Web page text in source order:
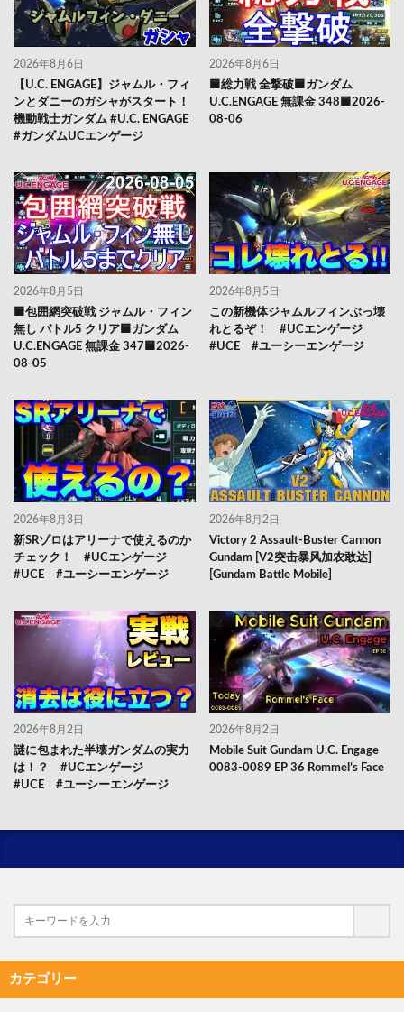
2026年8月6日
【U.C. ENGAGE】ジャムル・フィ
ンとダニーのガシャがスタート！
機動戦士ガンダム #U.C. ENGAGE
#ガンダムUCエンゲージ
2026年8月6日
🟦総力戦 全撃破🟦ガンダム
U.C.ENGAGE 無課金 348🟦2026-
08-06
2026年8月5日
🟦包囲網突破戦 ジャムル・フィン
無し バトル5 クリア🟦ガンダム
U.C.ENGAGE 無課金 347🟦2026-
08-05
2026年8月5日
この新機体ジャムルフィンぶっ壊
れとるぞ！ #UCエンゲージ
#UCE #ユーシーエンゲージ
2026年8月3日
新SRゾロはアリーナで使えるのか
チェック！ #UCエンゲージ
#UCE #ユーシーエンゲージ
2026年8月2日
Victory 2 Assault-Buster Cannon
Gundam [V2突击暴风加农敢达]
[Gundam Battle Mobile]
2026年8月2日
謎に包まれた半壊ガンダムの実力
は！？ #UCエンゲージ
#UCE #ユーシーエンゲージ
2026年8月2日
Mobile Suit Gundam U.C. Engage
0083-0089 EP 36 Rommel’s Face
カテゴリー